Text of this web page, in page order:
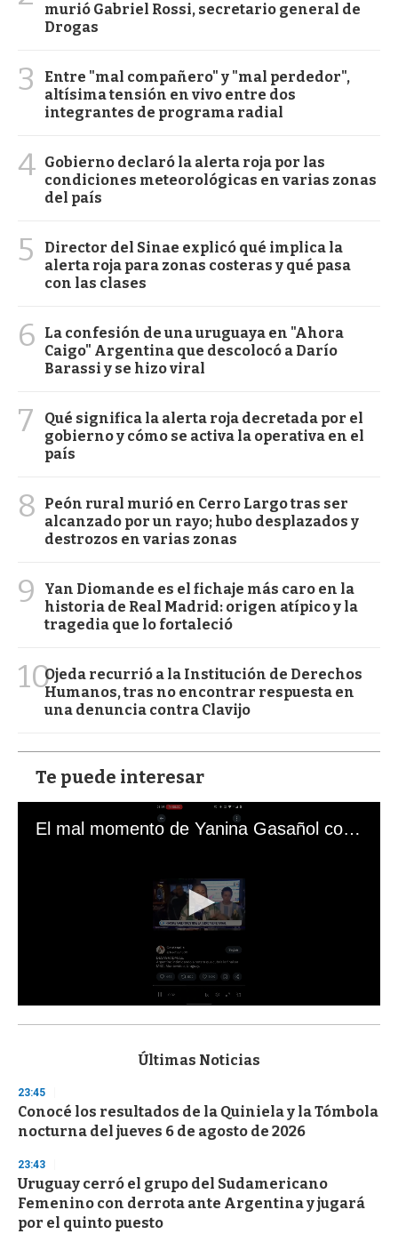
murió Gabriel Rossi, secretario general de
Drogas
3
Entre "mal compañero" y "mal perdedor",
altísima tensión en vivo entre dos
integrantes de programa radial
4 Gobierno declaró la alerta roja por las
condiciones meteorológicas en varias zonas
del país
5
Director del Sinae explicó qué implica la
alerta roja para zonas costeras y qué pasa
con las clases
6
La confesión de una uruguaya en "Ahora
Caigo" Argentina que descolocó a Darío
Barassi y se hizo viral
7
Qué significa la alerta roja decretada por el
gobierno y cómo se activa la operativa en el
país
8
Peón rural murió en Cerro Largo tras ser
alcanzado por un rayo; hubo desplazados y
destrozos en varias zonas
9
Yan Diomande es el fichaje más caro en la
historia de Real Madrid: origen atípico y la
tragedia que lo fortaleció
10Ojeda recurrió a la Institución de Derechos
Humanos, tras no encontrar respuesta en
una denuncia contra Clavijo
Te puede interesar
El mal momento de Yanina Gasañol con un hincha argentino en "Subrayado"
s
d
s
o
f
3
s
e
c
o
Últimas Noticias
23:45
Conocé los resultados de la Quiniela y la Tómbola
nocturna del jueves 6 de agosto de 2026
23:43
Uruguay cerró el grupo del Sudamericano
Femenino con derrota ante Argentina y jugará
por el quinto puesto